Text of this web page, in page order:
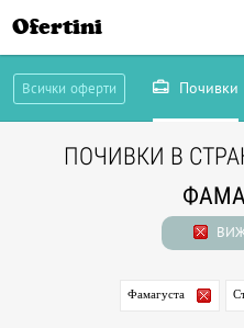
Ofertini
Всички оферти Почивки
ПОЧИВКИ В
Фамагуста